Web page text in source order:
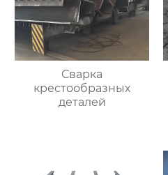
Сварка
крестообразных
деталей